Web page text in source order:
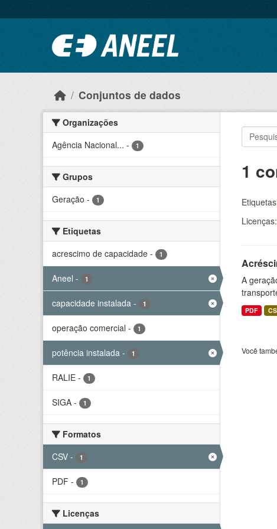
Conjuntos de dados
Organizações
Agência Nacional... - 1
Grupos
Geração - 1
Etiquetas
acrescimo de capacidade - 1
Aneel - 1
capacidade instalada - 1
operação comercial - 1
potência instalada - 1
RALIE - 1
SIGA - 1
Formatos
CSV - 1
PDF - 1
Licenças
1
Licenças:
A
PDF
Você